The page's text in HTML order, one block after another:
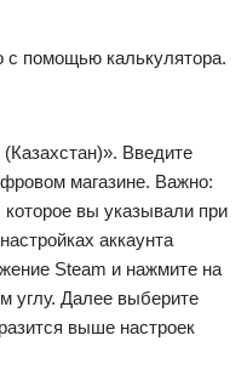
помощью калькулятора.
Введите
магазине. Важно:
вы указывали при
аккаунта
Steam и нажмите на
углу. Далее выберите
выше настроек